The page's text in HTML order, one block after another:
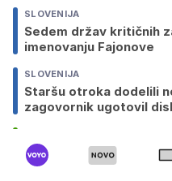
SLOVENIJA
Sedem držav kritičnih
imenovanju Fajonove
SLOVENIJA
Staršu otroka dodelili
zagovornik ugotovil
Strela med tekmo
nogometašu